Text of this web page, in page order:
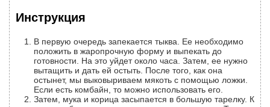
Инструкция
В первую очередь запекается тыква. Ее необходимо
положить в жаропрочную форму и выпекать до
готовности. На это уйдет около часа. Затем, ее нужно
вытащить и дать ей остыть. После того, как она
остынет, мы выковыриваем мякоть с помощью ложки.
Если есть комбайн, то можно использовать его.
Затем, мука и корица засыпается в большую тарелку. К